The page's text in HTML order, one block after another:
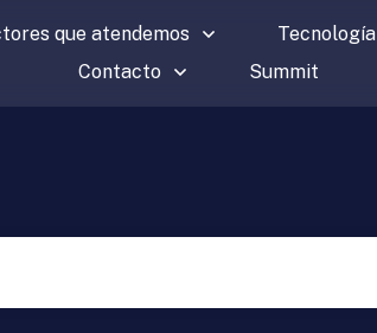
que atendemos Tecnología
Contacto
Summit